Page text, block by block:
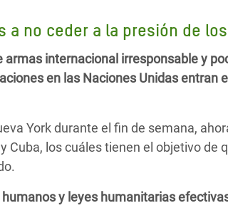
Oriental
de Personas Refugiadas
del Sur
Bangladesh
en Siria
en Yemen
a no ceder a la presión de
internacional irresponsable y
en las Naciones Unidas entran
York durante el fin de semana,
Cuba, los cuáles tienen el objetivo de
y leyes humanitarias